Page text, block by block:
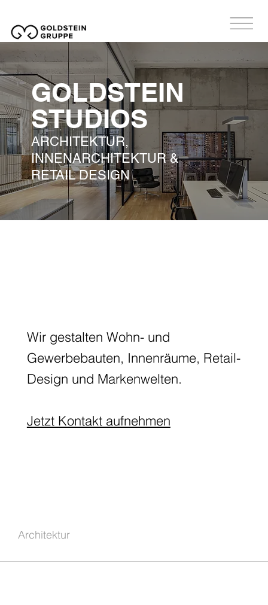
GOLDSTEIN
STUDIOS
ARCHITEKTUR,
INNENARCHITEKTUR &
RETAIL DESIGN
Wir gestalten Wohn- und
Gewerbebauten, Innenräume, Retail-
Design und Markenwelten.
Jetzt Kontakt aufnehmen
Architektur